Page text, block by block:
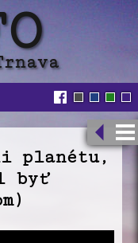
planétu,
byť